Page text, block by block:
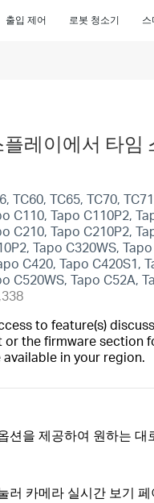
출입 제어 로봇 청소기 스
레이에서 타임
TC60, TC65, TC70,
C110, Tapo C110P2,
C210, Tapo C210P2,
Tapo C320WS,
C420, Tapo
C520WS, Tapo C52A,
to feature(s)
or the firmware
in your region.
션을 제공하여 원하는
러 카메라 실시간 보기